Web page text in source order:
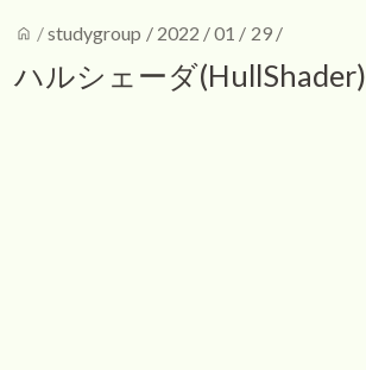
home /studygroup / 2022 /01 / 29 /
ハルシェーダ(HullShader)